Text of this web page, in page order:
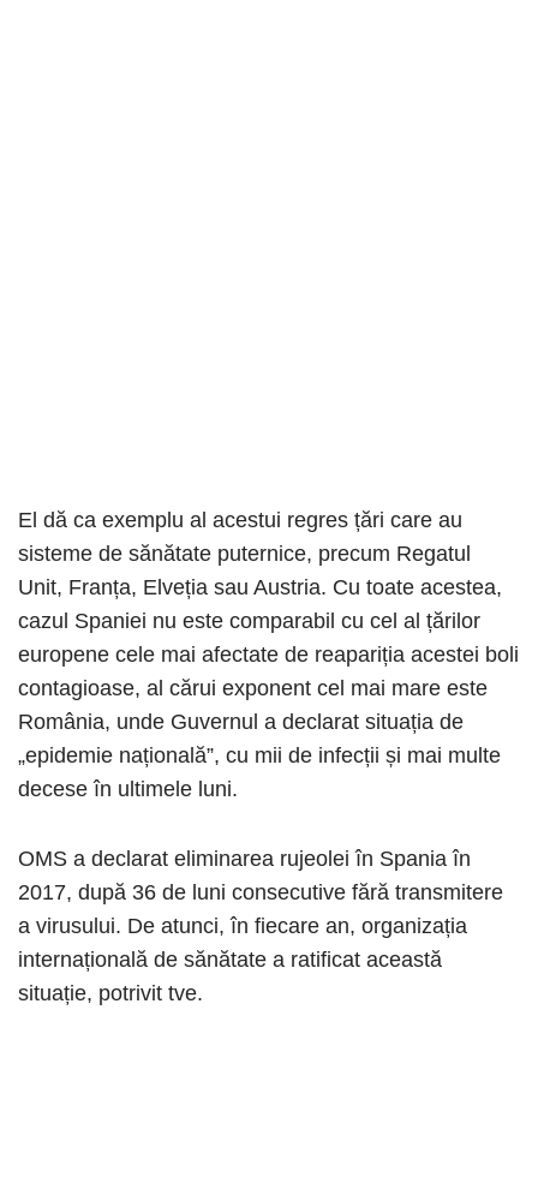
El dă ca exemplu al acestui regres țări care au
sisteme de sănătate puternice, precum Regatul
Unit, Franța, Elveția sau Austria. Cu toate acestea,
cazul Spaniei nu este comparabil cu cel al țărilor
europene cele mai afectate de reapariția acestei boli
contagioase, al cărui exponent cel mai mare este
România, unde Guvernul a declarat situația de
„epidemie națională”, cu mii de infecții și mai multe
decese în ultimele luni.
OMS a declarat eliminarea rujeolei în Spania în
2017, după 36 de luni consecutive fără transmitere
a virusului. De atunci, în fiecare an, organizația
internațională de sănătate a ratificat această
situație, potrivit tve.